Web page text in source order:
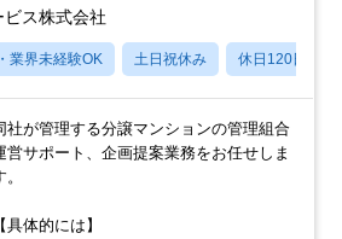
ス株式会社
業界未経験OK 土日祝休み 休日120日以上
社が管理する分譲マンションの管理組合
営サポート、企画提案業務をお任せしま
。
【具体的には】